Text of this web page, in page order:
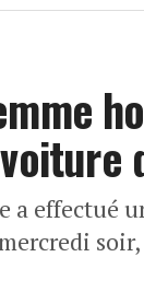
a effectué